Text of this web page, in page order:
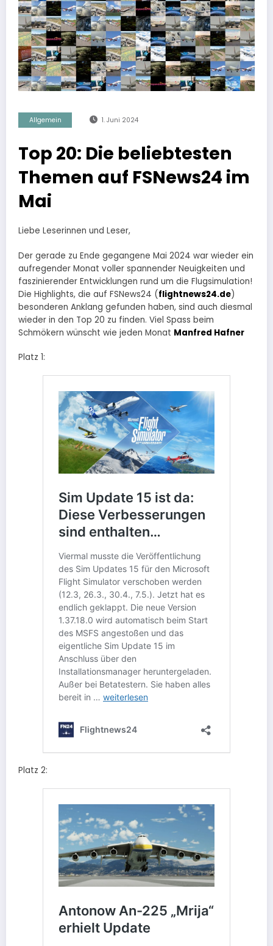
Allgemein 1. Juni 2024
Top 20: Die beliebtesten
Themen auf FSNews24 im
Mai
Liebe Leserinnen und Leser,
Der gerade zu Ende gegangene Mai 2024 war wieder ein
aufregender Monat voller spannender Neuigkeiten und
faszinierender Entwicklungen rund um die Flugsimulation!
Die Highlights, die auf FSNews24 (flightnews24.de)
besonderen Anklang gefunden haben, sind auch diesmal
wieder in den Top 20 zu finden. Viel Spass beim
Schmökern wünscht wie jeden Monat Manfred Hafner
Platz 1:
Platz 2: